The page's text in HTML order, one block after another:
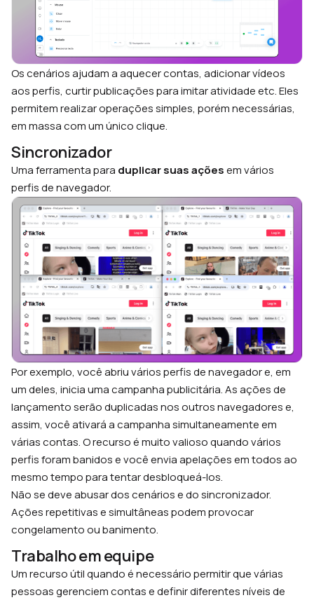
Os cenários ajudam a aquecer contas, adicionar vídeos
aos perfis, curtir publicações para imitar atividade etc. Eles
permitem realizar operações simples, porém necessárias,
em massa com um único clique.
Sincronizador
Uma ferramenta para duplicar suas açõesem vários
perfis de navegador.
Por exemplo, você abriu vários perfis de navegador e, em
um deles, inicia uma campanha publicitária. As ações de
lançamento serão duplicadas nos outros navegadores e,
assim, você ativará a campanha simultaneamente em
várias contas. O recurso é muito valioso quando vários
perfis foram banidos e você envia apelações em todos ao
mesmo tempo para tentar desbloqueá-los.
Não se deve abusar dos cenários e do sincronizador.
Ações repetitivas e simultâneas podem provocar
congelamento ou banimento.
Trabalho em equipe
Um recurso útil quando é necessário permitir que várias
pessoas gerenciem contas e definir diferentes níveis de